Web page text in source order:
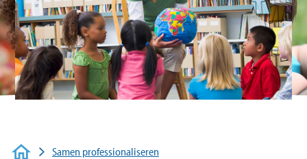
CNS scholen
Contact
Over CNS Ede
Werken bijSamen professionaliseren